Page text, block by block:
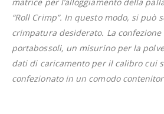
“Roll Crimp”. In questo modo, si può
crimpatura desiderato. La
portabossoli, un misurino per la
dati di caricamento per il calibro cui
confezionato in un comodo